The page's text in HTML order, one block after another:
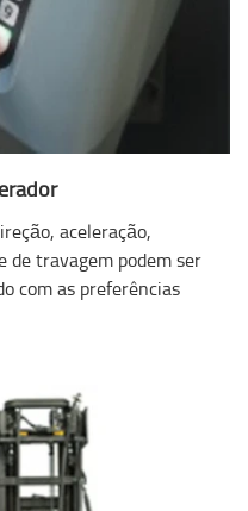
aceleração,
de travagem podem ser
com as preferências